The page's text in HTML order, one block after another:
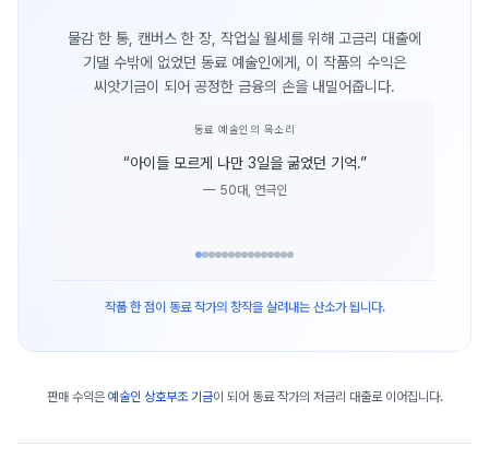
물감 한 통, 캔버스 한 장, 작업실 월세를 위해 고금리 대출에
기댈 수밖에 없었던 동료 예술인에게, 이 작품의 수익은
씨앗기금이 되어 공정한 금융의 손을 내밀어줍니다.
동료 예술인의 목소리
“아이들 모르게 나만 3일을 굶었던 기억.”
— 50대, 연극인
작품 한 점이 동료 작가의 창작을 살려내는 산소가 됩니다.
판매 수익은 예술인 상호부조 기금이 되어 동료 작가의 저금리 대출로 이어집니다.